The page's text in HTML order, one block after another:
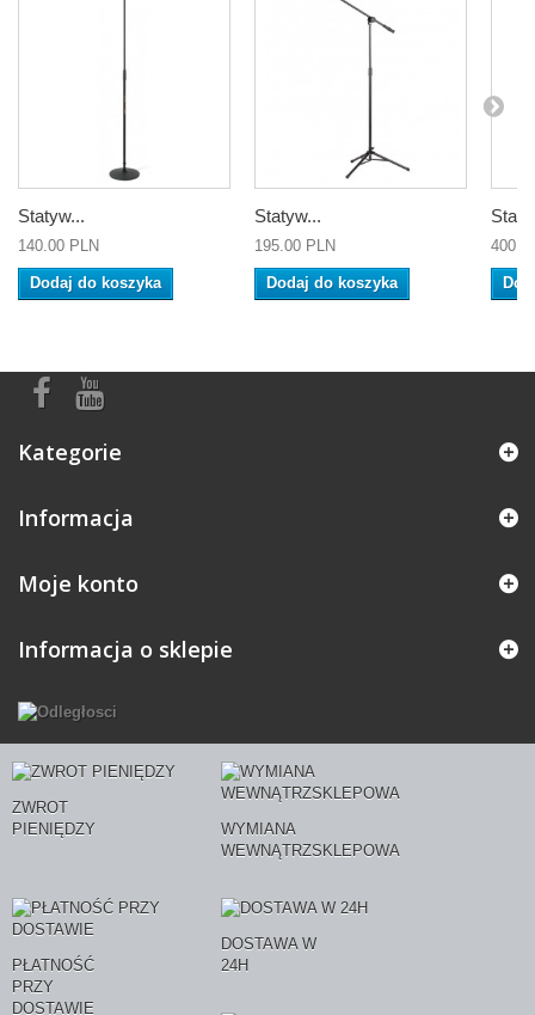
Statyw...
140.00 PLN
Dodaj do koszyka
Statyw...
195.00 PLN
Dodaj do koszyka
Kategorie
Informacja
Moje konto
Informacja o sklepie
ZWROT
PIENIĘDZY
WYMIANA
WEWNĄTRZSKLEPOWA
PŁATNOŚĆ
PRZY
DOSTAWIE
DOSTAWA W
24H